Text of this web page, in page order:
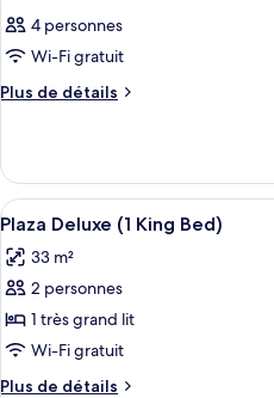
4 personnes
Wi-Fi gratuit
Plus de détails
Plus
Chambre
Afficher
toutes
les
photos
pour
ce
type
5
Plaza Deluxe (1 King Bed)
33 m²
2 personnes
1 très grand lit
Wi-Fi gratuit
Plus de détails
Plus